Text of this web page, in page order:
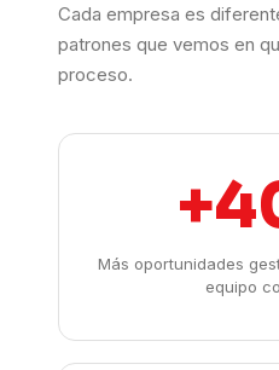
Cada empresa es
patrones que vemos en
proceso.
Más oportunidades
equipo